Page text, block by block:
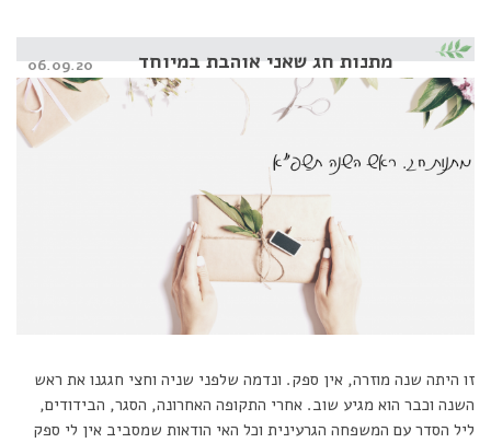
מתנות חג שאני אוהבת במיוחד Posted
on
06.09.20
זו היתה שנה מוזרה, אין ספק. ונדמה שלפני שניה וחצי חגגנו את ראש
השנה וכבר הוא מגיע שוב. אחרי התקופה האחרונה, הסגר, הבידודים,
ליל הסדר עם המשפחה הגרעינית וכל האי הודאות שמסביב אין לי ספק